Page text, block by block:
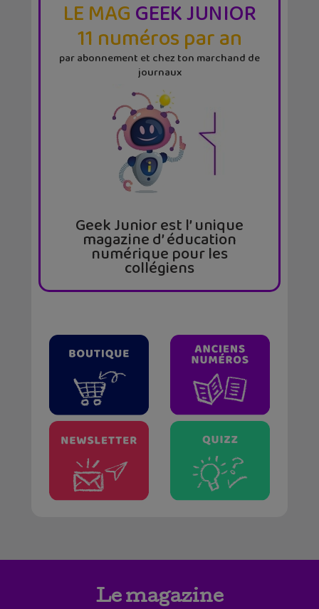
LE MAGGEEK JUNIOR
11 numéros par an
par abonnement et chez ton marchand de
journaux
Geek Junior est l’ unique
magazine d’ éducation
numérique pour les
collégiens
Le magazine